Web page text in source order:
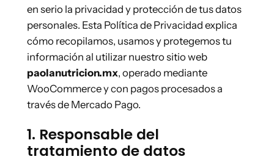
en serio la privacidad y protección de tus datos
personales. Esta Política de Privacidad explica
cómo recopilamos, usamos y protegemos tu
información al utilizar nuestro sitio web
paolanutricion.mx, operado mediante
WooCommerce y con pagos procesados a
través de Mercado Pago.
1. Responsable del
tratamiento de datos